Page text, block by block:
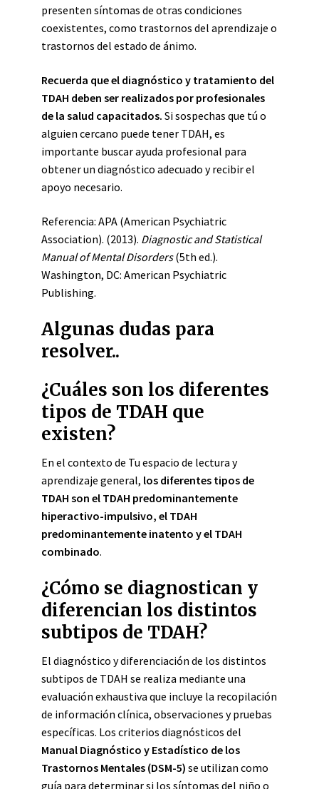
presenten síntomas de otras condiciones
coexistentes, como trastornos del aprendizaje o
trastornos del estado de ánimo.
Recuerda que el diagnóstico y tratamiento del
TDAH deben ser realizados por profesionales
de la salud capacitados. Si sospechas que tú o
alguien cercano puede tener TDAH, es
importante buscar ayuda profesional para
obtener un diagnóstico adecuado y recibir el
apoyo necesario.
Referencia: APA (American Psychiatric
Association). (2013). Diagnostic and Statistical
Manual of Mental Disorders(5th ed.).
Washington, DC: American Psychiatric
Publishing.
Algunas dudas para
resolver..
¿Cuáles son los diferentes
tipos de TDAH que
existen?
En el contexto de Tu espacio de lectura y
aprendizaje general, los diferentes tipos de
TDAH son el TDAH predominantemente
hiperactivo-impulsivo, el TDAH
predominantemente inatento y el TDAH
combinado.
¿Cómo se diagnostican y
diferencian los distintos
subtipos de TDAH?
El diagnóstico y diferenciación de los distintos
subtipos de TDAH se realiza mediante una
evaluación exhaustiva que incluye la recopilación
de información clínica, observaciones y pruebas
específicas. Los criterios diagnósticos del
Manual Diagnóstico y Estadístico de los
Trastornos Mentales (DSM-5) se utilizan como
guía para determinar si los síntomas del niño o